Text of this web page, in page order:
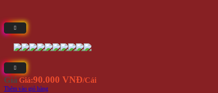
Giá Giá:90.000 VNĐ/Cái
Thêm vào giỏ hàng